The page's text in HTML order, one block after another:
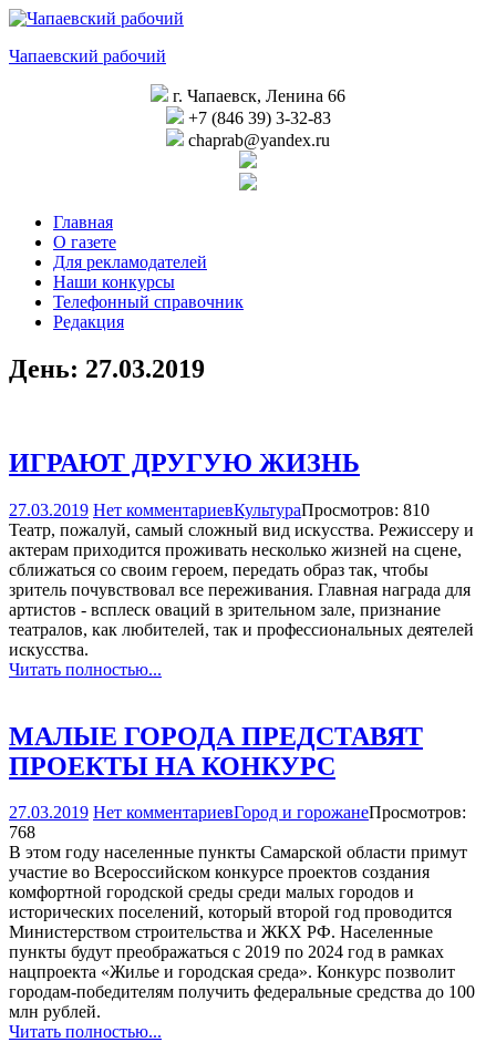
Перейти
содержимому
Чапаевский рабочий
г. Чапаевск, Ленина 66
+7 (846 39) 3-32-83
chaprab@yandex.ru
Главная
О газете
Для рекламодателей
Наши конкурсы
Телефонный справочник
Редакция
День: 27.03.2019
ИГРАЮТ ДРУГУЮ ЖИЗНЬ
27.03.2019 Нет комментариевКультураПросмотров: 810
Театр, пожалуй, самый сложный вид искусства. Режиссеру и
актерам приходится проживать несколько жизней на сцене,
сближаться со своим героем, передать образ так, чтобы
зритель почувствовал все переживания. Главная награда для
артистов - всплеск оваций в зрительном зале, признание
театралов, как любителей, так и профессиональных деятелей
искусства.
Читать полностью...
МАЛЫЕ ГОРОДА ПРЕДСТАВЯТ
ПРОЕКТЫ НА КОНКУРС
27.03.2019 Нет комментариевГород и горожанеПросмотров:
768
В этом году населенные пункты Самарской области примут
участие во Всероссийском конкурсе проектов создания
комфортной городской среды среди малых городов и
исторических поселений, который второй год проводится
Министерством строительства и ЖКХ РФ. Населенные
пункты будут преображаться с 2019 по 2024 год в рамках
нацпроекта «Жилье и городская среда». Конкурс позволит
городам-победителям получить федеральные средства до 100
млн рублей.
Читать полностью...